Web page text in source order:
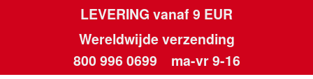
LEVERING vanaf 9 EUR
Wereldwijde verzending
800 996 0699 ma-vr 9-16